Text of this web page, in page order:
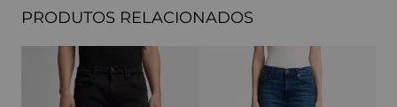
PRODUTOS RELACIONADOS